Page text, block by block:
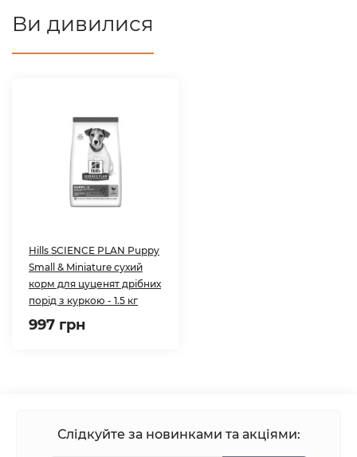
Ви дивилися
Hills SCIENCE PLAN Puppy
Small & Miniature сухий
корм для цуценят дрібних
порід з куркою - 1.5 кг
997 грн
Слідкуйте за новинками та акціями: